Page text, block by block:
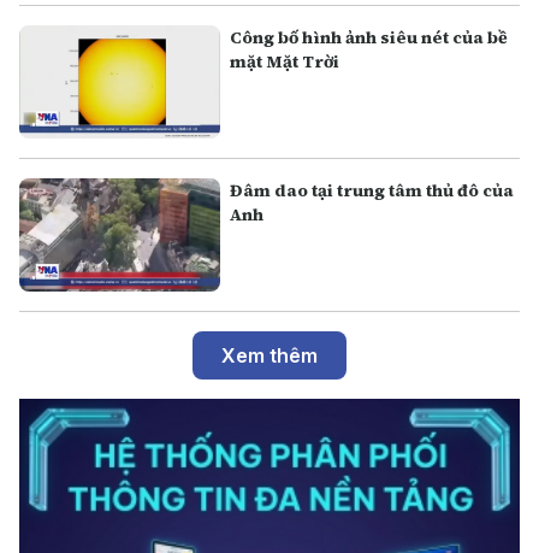
Công bố hình ảnh siêu nét của bề
mặt Mặt Trời
Đâm dao tại trung tâm thủ đô của
Anh
Xem thêm